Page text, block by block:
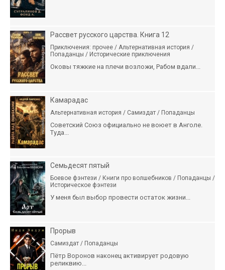
Рассвет русского царства. Книга 12
Приключения: прочее / Альтернативная история /
Попаданцы / Исторические приключения
Оковы тяжкие на плечи возложи, Рабом вдали...
Камарадас
Альтернативная история / Самиздат / Попаданцы
Советский Союз официально не воюет в Анголе.
Туда...
Семьдесят пятый
Боевое фэнтези / Книги про волшебников / Попаданцы /
Историческое фэнтези
У меня был выбор провести остаток жизни...
Прорыв
Самиздат / Попаданцы
Пётр Воронов наконец активирует родовую
реликвию...